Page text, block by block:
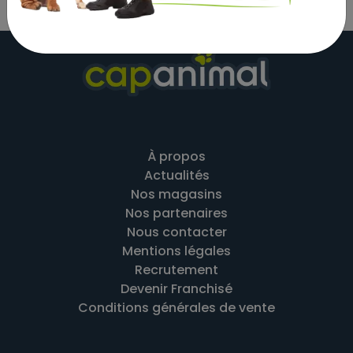
À propos
Actualités
Nos magasins
Nos partenaires
Nous contacter
Mentions légales
Recrutement
Devenir Franchisé
Conditions générales de vente